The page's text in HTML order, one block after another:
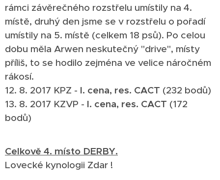
rámci závěrečného rozstřelu umístily na 4.
místě, druhý den jsme se v rozstřelu o pořadí
umístily na 5. místě (celkem 18 psů). Po celou
dobu měla Arwen neskutečný "drive", místy
příliš, to se hodilo zejména ve velice náročném
rákosí.
12. 8. 2017 KPZ - I. cena, res. CACT (232 bodů)
13. 8. 2017 KZVP - I. cena, res. CACT (172
bodů)
Celkově 4. místo DERBY.
Lovecké kynologii Zdar !